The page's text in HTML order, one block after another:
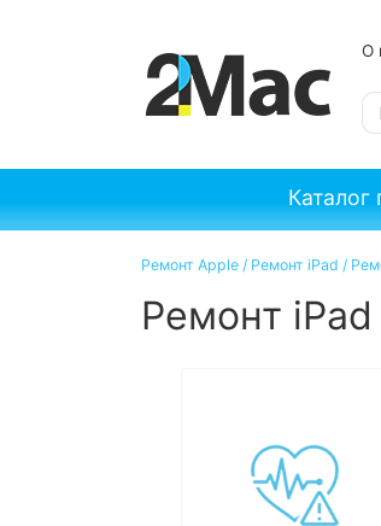
О
SE
Каталог
Ремонт Apple / Ремонт iPad /
Ремонт iPad